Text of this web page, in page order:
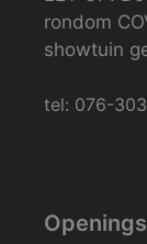
rondom
showtuin
tel: 076-